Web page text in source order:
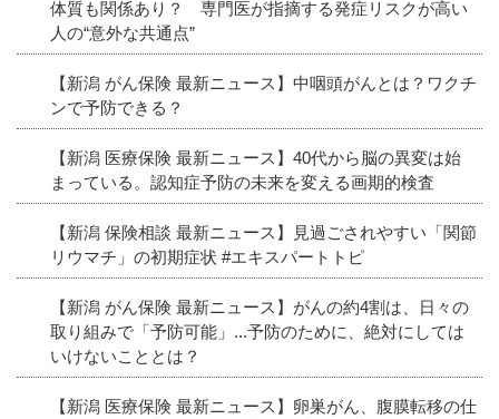
体質も関係あり？ 専門医が指摘する発症リスクが高い
人の“意外な共通点”
【新潟 がん保険 最新ニュース】中咽頭がんとは？ワクチ
ンで予防できる？
【新潟 医療保険 最新ニュース】40代から脳の異変は始
まっている。認知症予防の未来を変える画期的検査
【新潟 保険相談 最新ニュース】見過ごされやすい「関節
リウマチ」の初期症状 #エキスパートトピ
【新潟 がん保険 最新ニュース】がんの約4割は、日々の
取り組みで「予防可能」...予防のために、絶対にしては
いけないこととは？
【新潟 医療保険 最新ニュース】卵巣がん、腹膜転移の仕